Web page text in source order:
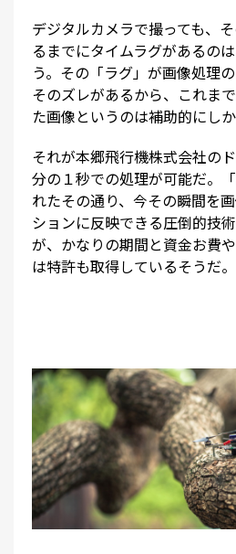
デジタルカメラで撮っても、
るまでにタイムラグがあるの
う。その「ラグ」が画像処理
そのズレがあるから、これま
た画像というのは補助的にし
それが本郷飛行機株式会社の
分の１秒での処理が可能だ。
れたその通り、今その瞬間を
ションに反映できる圧倒的技
が、かなりの期間と資金お費
は特許も取得しているそうだ。